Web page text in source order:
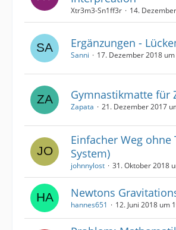
Xtr3m3-Sn1ff3r 14.
Ergänzungen -
Sanni 17. Dezember 2018
Gymnastikmatte für
Zapata 21. Dezember 2017
Einfacher Weg ohne
System)
johnnylost 31. Oktober 2018
Newtons
hannes651 12. Juni 2018 um